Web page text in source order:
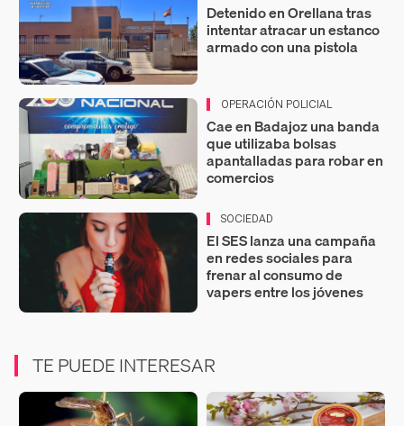
Detenido en Orellana tras
intentar atracar un estanco
armado con una pistola
OPERACIÓN POLICIAL
Cae en Badajoz una banda
que utilizaba bolsas
apantalladas para robar en
comercios
SOCIEDAD
El SES lanza una campaña
en redes sociales para
frenar al consumo de
vapers entre los jóvenes
TE PUEDE INTERESAR